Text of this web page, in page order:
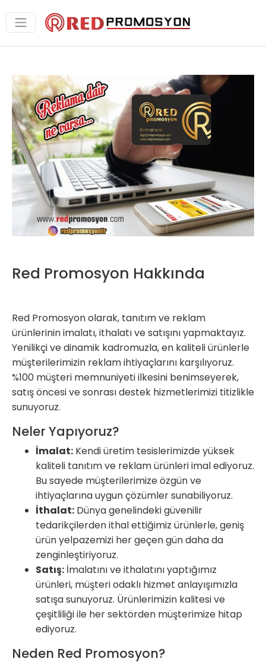
Red Promosyon Hakkında
Red Promosyon olarak, tanıtım ve reklam
ürünlerinin imalatı, ithalatı ve satışını yapmaktayız.
Yenilikçi ve dinamik kadromuzla, en kaliteli ürünlerle
müşterilerimizin reklam ihtiyaçlarını karşılıyoruz.
%100 müşteri memnuniyeti ilkesini benimseyerek,
satış öncesi ve sonrası destek hizmetlerimizi titizlikle
sunuyoruz.
Neler Yapıyoruz?
İmalat: Kendi üretim tesislerimizde yüksek
kaliteli tanıtım ve reklam ürünleri imal ediyoruz.
Bu sayede müşterilerimize özgün ve
ihtiyaçlarına uygun çözümler sunabiliyoruz.
İthalat: Dünya genelindeki güvenilir
tedarikçilerden ithal ettiğimiz ürünlerle, geniş
ürün yelpazemizi her geçen gün daha da
zenginleştiriyoruz.
Satış: İmalatını ve ithalatını yaptığımız
ürünleri, müşteri odaklı hizmet anlayışımızla
satışa sunuyoruz. Ürünlerimizin kalitesi ve
çeşitliliği ile her sektörden müşterimize hitap
ediyoruz.
Neden Red Promosyon?